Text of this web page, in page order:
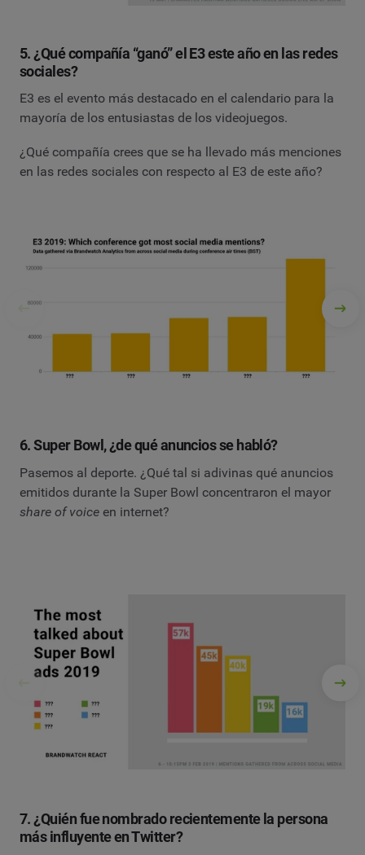
5. ¿Qué compañía “ganó” el E3 este año en las redes
sociales?
E3 es el evento más destacado en el calendario para la
mayoría de los entusiastas de los videojuegos.
¿Qué compañía crees que se ha llevado más menciones
en las redes sociales con respecto al E3 de este año?
6. Super Bowl, ¿de qué anuncios se habló?
Pasemos al deporte. ¿Qué tal si adivinas qué anuncios
emitidos durante la Super Bowl concentraron el mayor
share of voice en internet?
7. ¿Quién fue nombrado recientemente la persona
más influyente en Twitter?